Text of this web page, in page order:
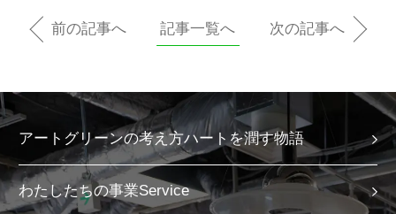
前の記事へ 記事一覧へ 次の記事へ
アートグリーンの考え方
わたしたちの事業